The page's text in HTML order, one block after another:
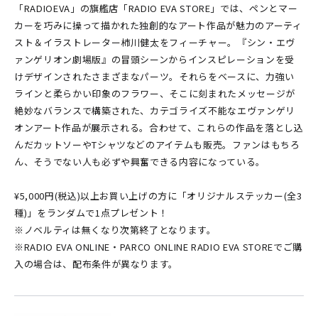
「RADIOEVA」の旗艦店「RADIO EVA STORE」では、ペンとマー
カーを巧みに操って描かれた独創的なアート作品が魅力のアーティ
スト＆イラストレーター柿川健太をフィーチャー。『シン・エヴ
ァンゲリオン劇場版』の冒頭シーンからインスピレーションを受
けデザインされたさまざまなパーツ。それらをベースに、力強い
ラインと柔らかい印象のフラワー、そこに刻まれたメッセージが
絶妙なバランスで構築された、カテゴライズ不能なエヴァンゲリ
オンアート作品が展示される。合わせて、これらの作品を落とし込
んだカットソーやTシャツなどのアイテムも販売。ファンはもちろ
ん、そうでない人も必ずや興奮できる内容になっている。
¥5,000円(税込)以上お買い上げの方に「オリジナルステッカー(全3
種)」をランダムで1点プレゼント！
※ノベルティは無くなり次第終了となります。
※RADIO EVA ONLINE・PARCO ONLINE RADIO EVA STOREでご購
入の場合は、配布条件が異なります。